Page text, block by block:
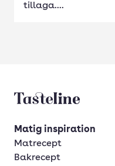
tillaga....
Tasteline startsida
Matig inspiration
Matrecept
Bakrecept